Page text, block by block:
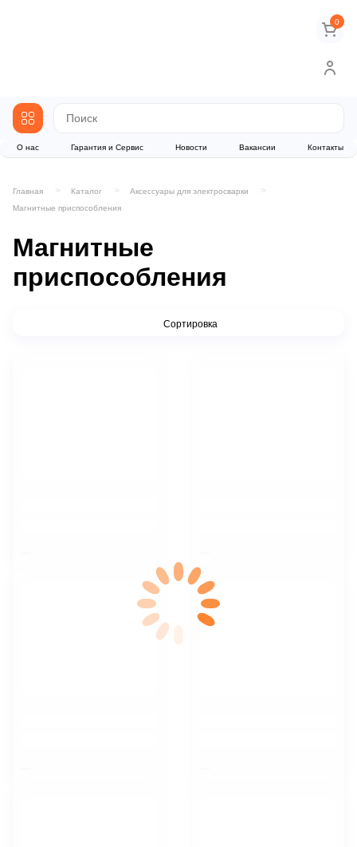
0
О нас Гарантия и Сервис Новости Вакансии Контакты
Главная Каталог
Аксессуары для электросварки
Магнитные приспособления
Магнитные
приспособления
Сортировка